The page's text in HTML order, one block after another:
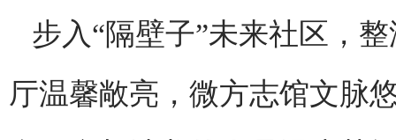
步入“隔壁子”未来社区，
厅温馨敞亮，微方志馆文脉